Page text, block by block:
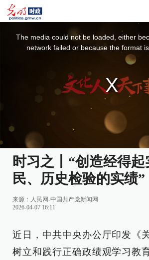
The media could not be loaded, either
network failed or because the format
时习之丨“创造经得起
民、历史检验的实绩”
来源： 人民网-中国共产党新闻网
2026-04-07 16:11
近日，中共中央办公厅印发《
树立和践行正确政绩观学习教